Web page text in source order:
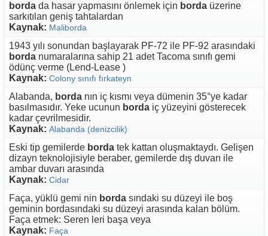
borda da hasar yapmasını önlemek için borda üzerine
sarkıtılan geniş tahtalardan
Kaynak: Maliborda
1943 yılı sonundan başlayarak PF-72 ile PF-92 arasındaki
borda numaralarına sahip 21 adet Tacoma sınıfı gemi
ödünç verme (Lend-Lease )
Kaynak: Colony sınıfı fırkateyn
Alabanda, borda nın iç kısmı veya dümenin 35°ye kadar
basılmasıdır. Yeke ucunun borda iç yüzeyini gösterecek
kadar çevrilmesidir.
Kaynak: Alabanda (denizcilik)
Eski tip gemilerde borda tek kattan oluşmaktaydı. Gelişen
dizayn teknolojisiyle beraber, gemilerde dış duvarı ile
ambar duvarı arasında
Kaynak: Cidar
Faça, yüklü gemi nin borda sındaki su düzeyi ile boş
geminin bordasındaki su düzeyi arasında kalan bölüm.
Faça etmek: Seren leri başa veya
Kaynak: Faça